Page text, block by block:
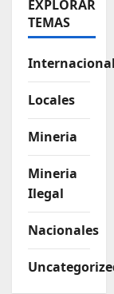
EXPLORAR
TEMAS
Locales
Mineria
Mineria
Ilegal
Nacionales